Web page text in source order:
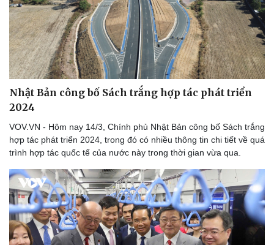
Thể thao
Bóng đá
Lịch thi đấu bóng đá
Thế giới thể thao
eSports
Ô tô - Xe máy
Ô tô
Xe máy
Tư vấn
Nhật Bản công bố Sách trắng hợp tác phát triển
2024
VOV.VN - Hôm nay 14/3, Chính phủ Nhật Bản công bố Sách trắng
hợp tác phát triển 2024, trong đó có nhiều thông tin chi tiết về quá
trình hợp tác quốc tế của nước này trong thời gian vừa qua.